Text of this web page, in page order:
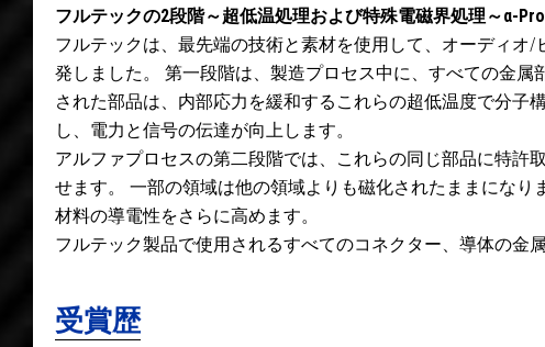
フルテックの2段階～超低温処理および特殊電磁界処理～α-
フルテックは、最先端の技術と素材を使用して、オーディ
発しました。 第一段階は、製造プロセス中に、すべての金
された部品は、内部応力を緩和するこれらの超低温度で分子
し、電力と信号の伝達が向上します。
アルファプロセスの第二段階では、これらの同じ部品に特許
せます。 一部の領域は他の領域よりも磁化されたままにな
材料の導電性をさらに高めます。
フルテック製品で使用されるすべてのコネクター、導体の金
受賞歴